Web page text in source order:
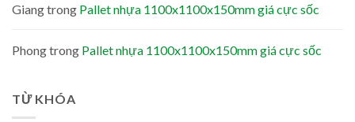
Giangtrong Pallet nhựa 1100x1100x150mm giá cực sốc
Phongtrong Pallet nhựa 1100x1100x150mm giá cực sốc
TỪ KHÓA